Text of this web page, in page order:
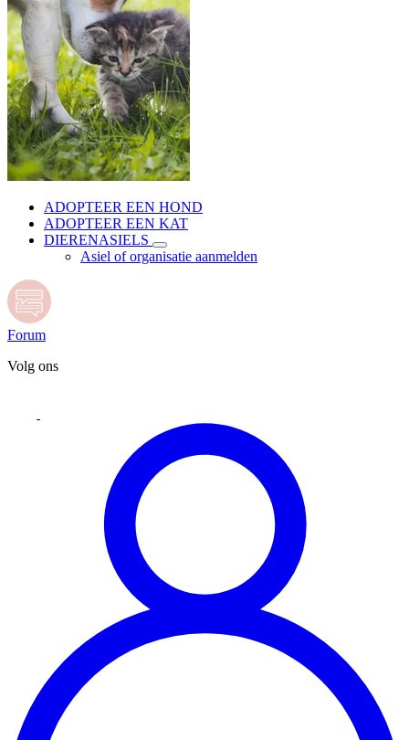
ADOPTEER EEN HOND
ADOPTEER EEN KAT
DIERENASIELS
Asiel of organisatie aanmelden
Forum
Volg ons